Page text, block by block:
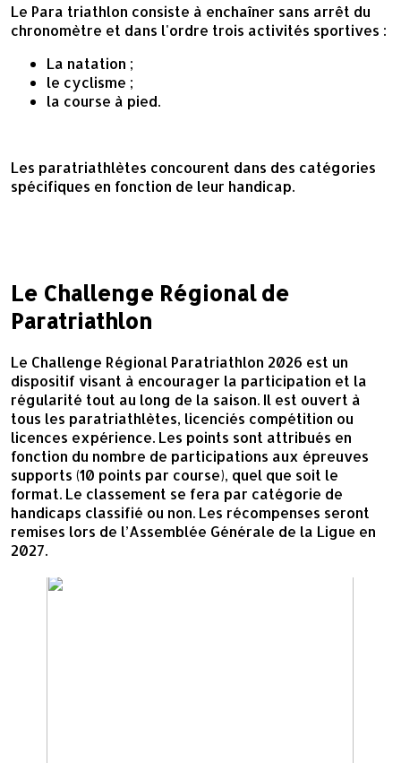
Le Para triathlon consiste à enchaîner sans arrêt du
chronomètre et dans l'ordre trois activités sportives :
La natation ;
le cyclisme ;
la course à pied.
Les paratriathlètes concourent dans des catégories
spécifiques en fonction de leur handicap.
Le Challenge Régional de
Paratriathlon
Le Challenge Régional Paratriathlon 2026 est un
dispositif visant à encourager la participation et la
régularité tout au long de la saison. Il est ouvert à
tous les paratriathlètes, licenciés compétition ou
licences expérience. Les points sont attribués en
fonction du nombre de participations aux épreuves
supports (10 points par course), quel que soit le
format. Le classement se fera par catégorie de
handicaps classifié ou non. Les récompenses seront
remises lors de l’Assemblée Générale de la Ligue en
2027.